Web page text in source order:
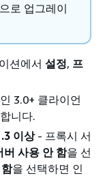
로 업그레이
션에서 설정, 프
3.0+ 클라이언
니다.
이상- 프록시 서
버 사용 안 함을 선
을 선택하면 인